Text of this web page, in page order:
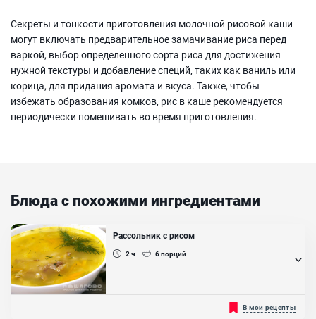
Секреты и тонкости приготовления молочной рисовой каши
могут включать предварительное замачивание риса перед
варкой, выбор определенного сорта риса для достижения
нужной текстуры и добавление специй, таких как ваниль или
корица, для придания аромата и вкуса. Также, чтобы
избежать образования комков, рис в каше рекомендуется
периодически помешивать во время приготовления.
Блюда с похожими ингредиентами
Рассольник с рисом
2 ч 6порций
Рассольник с рисом и маринованными огурцами - популярное
классическое первое блюдо. Многие любят рассольник за его
В мои рецепты